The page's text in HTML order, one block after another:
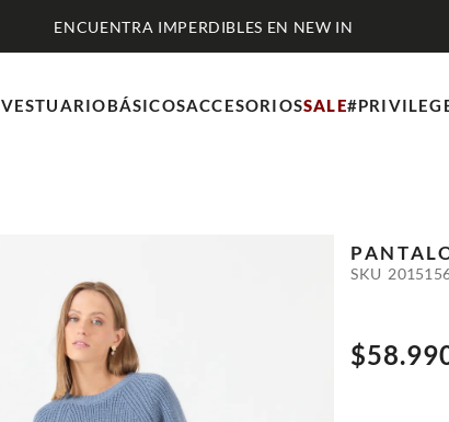
ENCUENTRA IMPERDIBLES EN NEW IN
VESTUARIOBÁSICOSACCESORIOSSALE
SKU
$58.